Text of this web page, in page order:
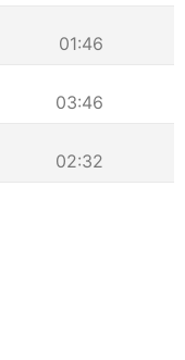
01:46
03:46
02:32